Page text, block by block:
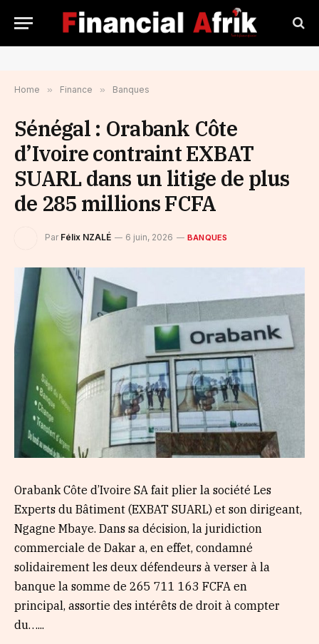
Home » Finance » Banques
Sénégal : Orabank Côte
d’Ivoire contraint EXBAT
SUARL dans un litige de plus
de 285 millions FCFA
Par Félix NZALÉ 6 juin, 2026 BANQUES
Orabank Côte d’Ivoire SA fait plier la société Les
Experts du Bâtiment (EXBAT SUARL) et son dirigeant,
Ngagne Mbaye. Dans sa décision, la juridiction
commerciale de Dakar a, en effet, condamné
solidairement les deux défendeurs à verser à la
banque la somme de 265 711 163 FCFA en
principal, assortie des intérêts de droit à compter
du…...